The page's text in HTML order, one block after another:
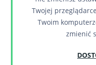
EPP, JPG, VIES
Twojej
Twoim
zmienić